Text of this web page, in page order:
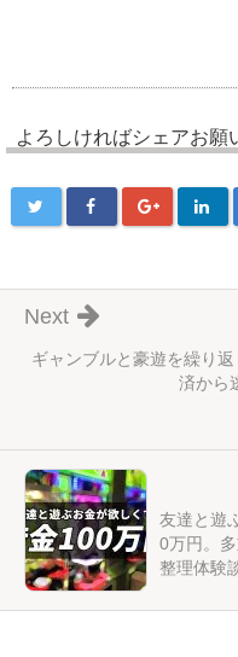
よろしければシェアお願
ギャンブルと豪遊を繰り
済から
Next
友達と遊
0万円。
整理体験